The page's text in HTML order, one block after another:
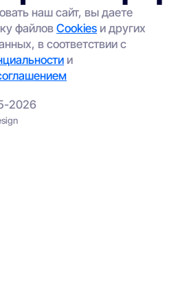
наш сайт, вы даете
файловCookies и других
в соответствии с
и
2026